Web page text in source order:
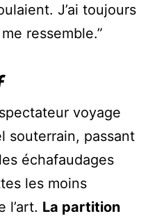
J’ai toujours
ressemble.”
voyage
souterrain, passant
échafaudages
les moins
l’art. La partition